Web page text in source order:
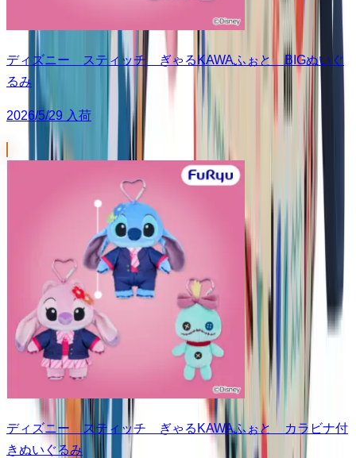
ディズニー スティッチ ぎゃるKAWAふぉと BIGぬいぐ
るみ
2026/5/29 入荷
ディズニー スティッチ ぎゃるKAWAふぉと カラビナ付
きぬいぐるみ